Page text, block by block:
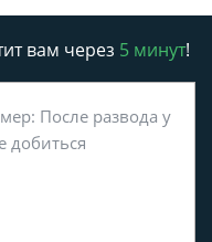
вам через 5 минут!